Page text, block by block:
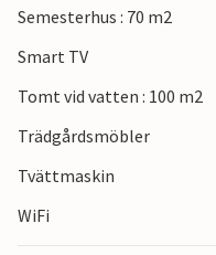
Semesterhus : 70 m2
Smart TV
Tomt vid vatten : 100 m2
Trädgårdsmöbler
Tvättmaskin
WiFi